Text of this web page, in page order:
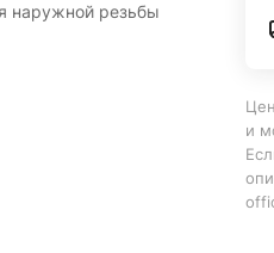
наружной резьбы
и